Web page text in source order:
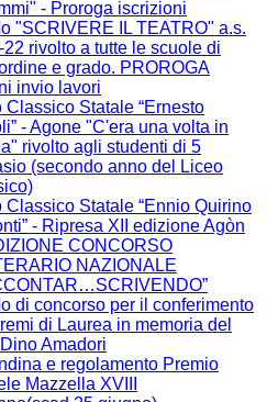
- Proroga iscrizioni
"SCRIVERE IL TEATRO" a.s.
22 rivolto a tutte le scuole di
e grado. PROROGA
invio lavori
Classico Statale “Ernesto
- Agone "C'era una volta in
rivolto agli studenti di 5
(secondo anno del Liceo
Classico Statale “Ennio Quirino
- Ripresa XII edizione Agòn
CONCORSO
NAZIONALE
di concorso per il conferimento
di Laurea in memoria del
Amadori
e regolamento Premio
Mazzella XVIII